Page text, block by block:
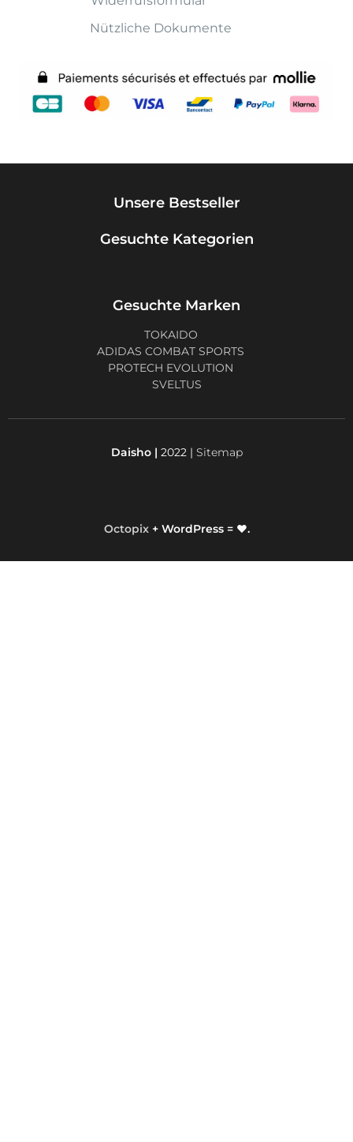
Nützliche Dokumente
Unsere Bestseller
Gesuchte Kategorien
Gesuchte Marken
TOKAIDO
ADIDAS COMBAT SPORTS
PROTECH EVOLUTION
SVELTUS
Daisho | 2022 | Sitemap
Octopix+ WordPress = ❤.